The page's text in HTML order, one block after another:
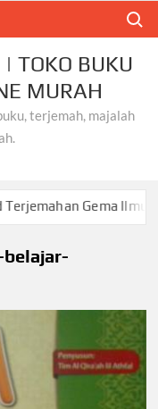
TOKO BUKU
MURAH
terjemah, majalah
Gema Ilmu